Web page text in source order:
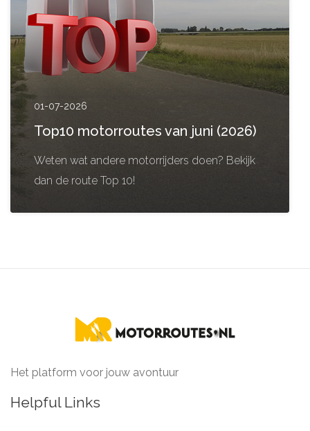
01-07-2026
Top10 motorroutes van juni (2026)
Weten wat andere motorrijders doen? Bekijk
dan de route Top 10!
Het platform voor jouw avontuur
Helpful Links